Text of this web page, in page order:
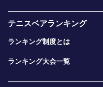
テニスベアランキング
ランキング制度とは
ランキング大会一覧